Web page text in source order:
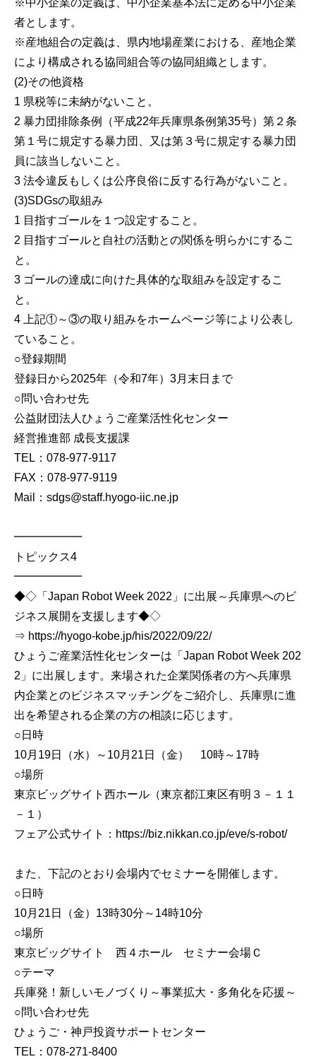
※中小企業の定義は、中小企業基本法に定める中小企業
者とします。
※産地組合の定義は、県内地場産業における、産地企業
により構成される協同組合等の協同組織とします。
(2)その他資格
1 県税等に未納がないこと。
2 暴力団排除条例（平成22年兵庫県条例第35号）第２条
第１号に規定する暴力団、又は第３号に規定する暴力団
員に該当しないこと。
3 法令違反もしくは公序良俗に反する行為がないこと。
(3)SDGsの取組み
1 目指すゴールを１つ設定すること。
2 目指すゴールと自社の活動との関係を明らかにするこ
と。
3 ゴールの達成に向けた具体的な取組みを設定するこ
と。
4 上記①～③の取り組みをホームページ等により公表し
ていること。
○登録期間
登録日から2025年（令和7年）3月末日まで
○問い合わせ先
公益財団法人ひょうご産業活性化センター
経営推進部 成長支援課
TEL：078-977-9117
FAX：078-977-9119
Mail：sdgs@staff.hyogo-iic.ne.jp
━━━━━━
トピックス4
━━━━━━
◆◇「Japan Robot Week 2022」に出展～兵庫県へのビ
ジネス展開を支援します◆◇
⇒ https://hyogo-kobe.jp/his/2022/09/22/
ひょうご産業活性化センターは「Japan Robot Week 202
2」に出展します。来場された企業関係者の方へ兵庫県
内企業とのビジネスマッチングをご紹介し、兵庫県に進
出を希望される企業の方の相談に応じます。
○日時
10月19日（水）～10月21日（金） 10時～17時
○場所
東京ビッグサイト西ホール（東京都江東区有明３－１１
－１）
フェア公式サイト：https://biz.nikkan.co.jp/eve/s-robot/
また、下記のとおり会場内でセミナーを開催します。
○日時
10月21日（金）13時30分～14時10分
○場所
東京ビッグサイト 西４ホール セミナー会場Ｃ
○テーマ
兵庫発！新しいモノづくり～事業拡大・多角化を応援～
○問い合わせ先
ひょうご・神戸投資サポートセンター
TEL：078-271-8400